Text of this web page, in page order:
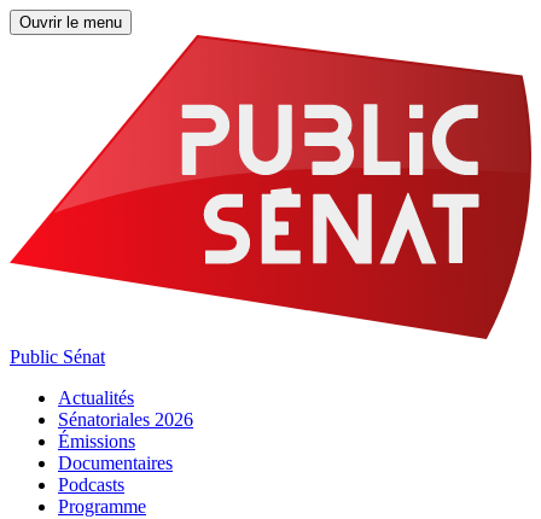
Ouvrir le menu
Public Sénat
Actualités
Sénatoriales 2026
Émissions
Documentaires
Podcasts
Programme